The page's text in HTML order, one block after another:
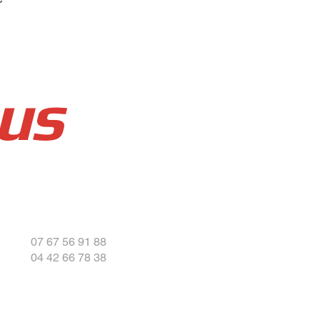
07 67 56 91 88
04 42 66 78 38